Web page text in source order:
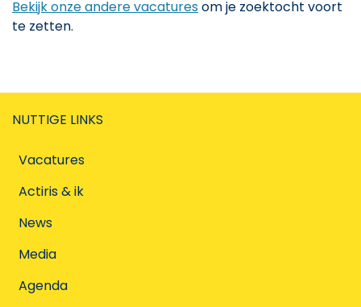
Bekijk onze andere vacaturesom je zoektocht voort
te zetten.
NUTTIGE LINKS
Vacatures
Actiris & ik
News
Media
Agenda